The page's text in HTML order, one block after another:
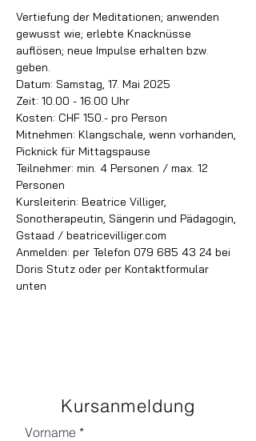
Vertiefung der Meditationen; anwenden
gewusst wie; erlebte Knacknüsse
auflösen; neue Impulse erhalten bzw.
geben.
Datum: Samstag, 17. Mai 2025
Zeit: 10.00 - 16.00 Uhr
Kosten: CHF 150.- pro Person
Mitnehmen: Klangschale, wenn vorhanden,
Picknick für Mittagspause
Teilnehmer: min. 4 Personen / max. 12
Personen
Kursleiterin: Beatrice Villiger,
Sonotherapeutin, Sängerin und Pädagogin,
Gstaad / beatricevilliger.com
Anmelden: per Telefon 079 685 43 24 bei
Doris Stutz oder per Kontaktformular
unten
Kursanmeldung
Vorname